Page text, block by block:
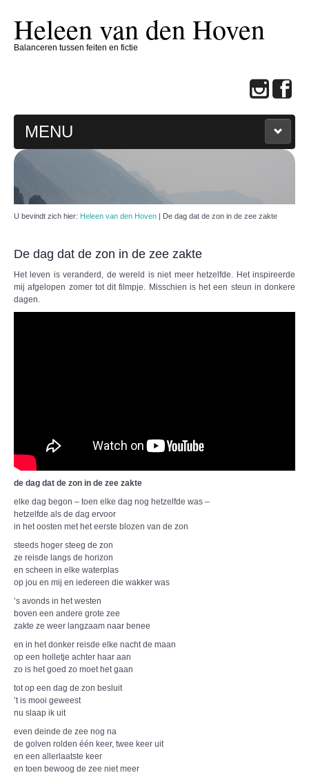
Heleen van den Hoven
Balanceren tussen feiten en fictie
MENU
HELEEN
SCHRIJFCOACH
CONTACT
U bevindt zich hier: Heleen van den Hoven | De dag dat de zon in de zee zakte
De dag dat de zon in de zee zakte
Het leven is veranderd, de wereld is niet meer hetzelfde. Het inspireerde
mij afgelopen zomer tot dit filmpje. Misschien is het een steun in donkere
dagen.
de dag dat de zon in de zee zakte
elke dag begon – toen elke dag nog hetzelfde was –
hetzelfde als de dag ervoor
in het oosten met het eerste blozen van de zon
steeds hoger steeg de zon
ze reisde langs de horizon
en scheen in elke waterplas
op jou en mij en iedereen die wakker was
’s avonds in het westen
boven een andere grote zee
zakte ze weer langzaam naar benee
en in het donker reisde elke nacht de maan
op een holletje achter haar aan
zo is het goed zo moet het gaan
tot op een dag de zon besluit
’t is mooi geweest
nu slaap ik uit
even deinde de zee nog na
de golven rolden één keer, twee keer uit
en een allerlaatste keer
en toen bewoog de zee niet meer